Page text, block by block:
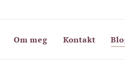
Om meg Kontakt